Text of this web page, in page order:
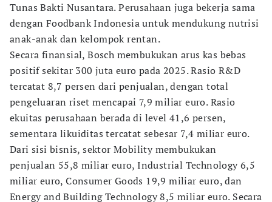
Tunas Bakti Nusantara. Perusahaan juga bekerja sama
dengan Foodbank Indonesia untuk mendukung nutrisi
anak-anak dan kelompok rentan.
Secara finansial, Bosch membukukan arus kas bebas
positif sekitar 300 juta euro pada 2025. Rasio R&D
tercatat 8,7 persen dari penjualan, dengan total
pengeluaran riset mencapai 7,9 miliar euro. Rasio
ekuitas perusahaan berada di level 41,6 persen,
sementara likuiditas tercatat sebesar 7,4 miliar euro.
Dari sisi bisnis, sektor Mobility membukukan
penjualan 55,8 miliar euro, Industrial Technology 6,5
miliar euro, Consumer Goods 19,9 miliar euro, dan
Energy and Building Technology 8,5 miliar euro. Secara